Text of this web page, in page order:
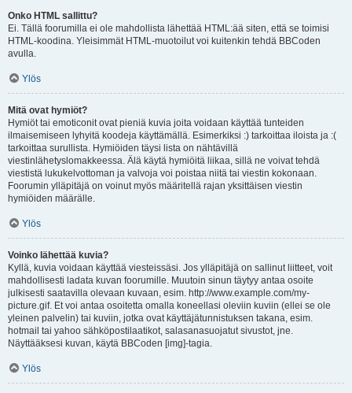
Onko HTML sallittu?
Ei. Tällä foorumilla ei ole mahdollista lähettää HTML:ää siten, että se toimisi
HTML-koodina. Yleisimmät HTML-muotoilut voi kuitenkin tehdä BBCoden
avulla.
Ylös
Mitä ovat hymiöt?
Hymiöt tai emoticonit ovat pieniä kuvia joita voidaan käyttää tunteiden
ilmaisemiseen lyhyitä koodeja käyttämällä. Esimerkiksi :) tarkoittaa iloista ja :(
tarkoittaa surullista. Hymiöiden täysi lista on nähtävillä
viestinlähetyslomakkeessa. Älä käytä hymiöitä liikaa, sillä ne voivat tehdä
viestistä lukukelvottoman ja valvoja voi poistaa niitä tai viestin kokonaan.
Foorumin ylläpitäjä on voinut myös määritellä rajan yksittäisen viestin
hymiöiden määrälle.
Ylös
Voinko lähettää kuvia?
Kyllä, kuvia voidaan käyttää viesteissäsi. Jos ylläpitäjä on sallinut liitteet, voit
mahdollisesti ladata kuvan foorumille. Muutoin sinun täytyy antaa osoite
julkisesti saatavilla olevaan kuvaan, esim. http://www.example.com/my-
picture.gif. Et voi antaa osoitetta omalla koneellasi oleviin kuviin (ellei se ole
yleinen palvelin) tai kuviin, jotka ovat käyttäjätunnistuksen takana, esim.
hotmail tai yahoo sähköpostilaatikot, salasanasuojatut sivustot, jne.
Näyttääksesi kuvan, käytä BBCoden [img]-tagia.
Ylös